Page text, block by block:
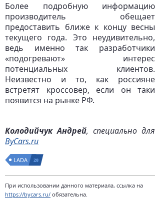
Более подробную информацию
производитель обещает
предоставить ближе к концу весны
текущего года. Это неудивительно,
ведь именно так разработчики
«подогревают» интерес
потенциальных клиентов.
Неизвестно и то, как россияне
встретят кроссовер, если он таки
появится на рынке РФ.
Колодийчук Андрей, специально для
ByCars.ru
LADA 28
При использовании данного материала, ссылка на
https://bycars.ru/ обязательна.